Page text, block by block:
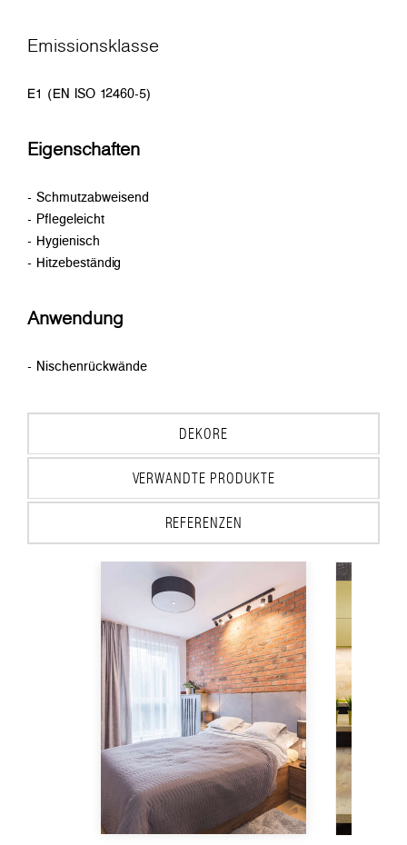
Emissionsklasse
E1 (EN ISO 12460-5)
Eigenschaften
- Schmutzabweisend
- Pflegeleicht
- Hygienisch
- Hitzebeständig
Anwendung
- Nischenrückwände
DEKORE
VERWANDTE PRODUKTE
REFERENZEN